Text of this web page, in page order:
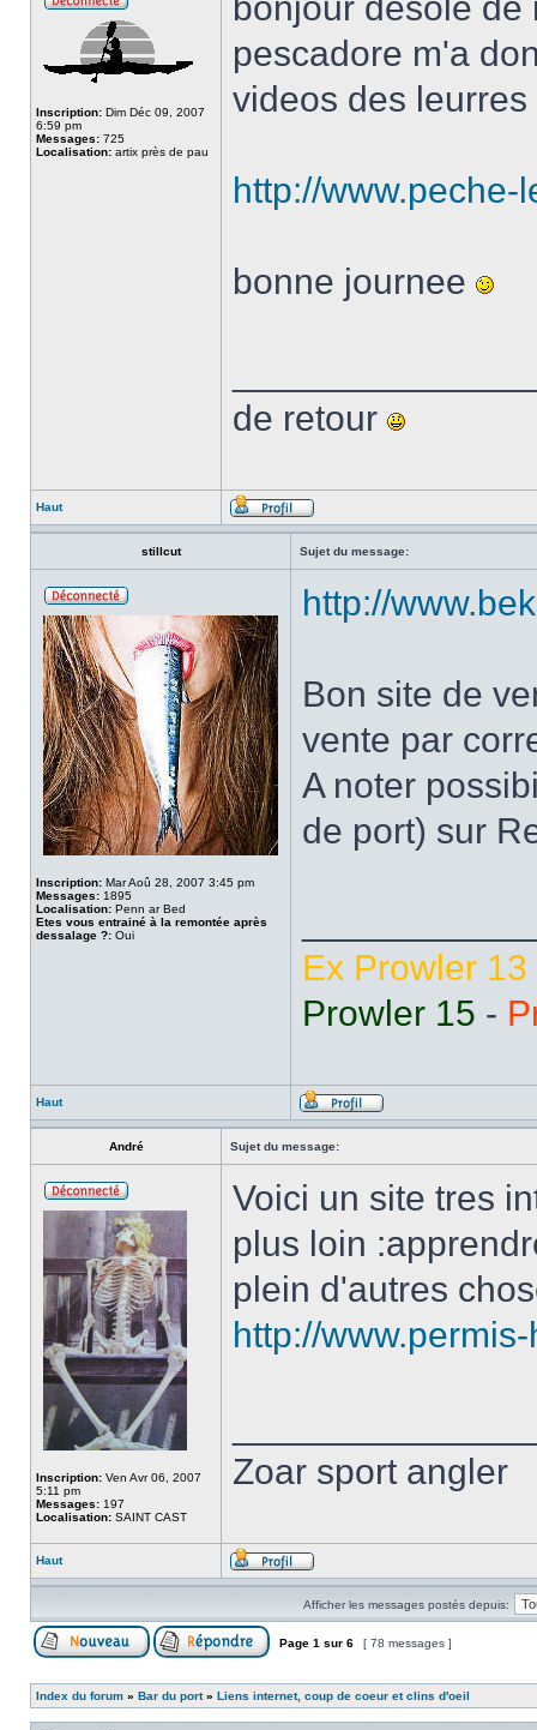
Inscription: Dim Déc 09, 2007
6:59 pm
Messages: 725
Localisation: artix près de pau
pescadore m'a
videos des
http://
bonne journee
de retour
Haut
stillcut Sujet du message:
Inscription: Mar Aoû 28, 2007 3:45 pm
Messages: 1895
Localisation: Penn ar Bed
Etes vous entrainé à la remontée après
dessalage ?: Oui
http://
Bon site de
vente par
A noter
de port) sur
Ex Prowler 13
Prowler 15 -
Haut
André Sujet du message:
Inscription: Ven Avr 06, 2007
5:11 pm
Messages: 197
Localisation: SAINT CAST
Voici un site tres
plus loin
plein d'autres
http://
Zoar sport angler
Haut
Afficher les messages postés depuis:
Page 1 sur 6 [ 78 messages ]
Index du forum » Bar du port» Liens internet, coup de coeur et clins d'oeil